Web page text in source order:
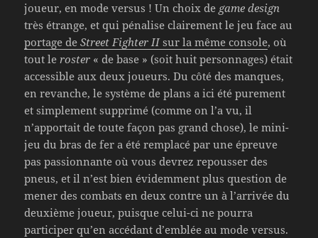
joueur, en mode versus ! Un choix de game design
très étrange, et qui pénalise clairement le jeu face au
portage deStreet Fighter IIsur la même console, où
tout leroster « de base » (soit huit personnages) était
accessible aux deux joueurs. Du côté des manques,
en revanche, le système de plans a ici été purement
et simplement supprimé (comme on l’a vu, il
n’apportait de toute façon pas grand chose), le mini-
jeu du bras de fer a été remplacé par une épreuve
pas passionnante où vous devrez repousser des
pneus, et il n’est bien évidemment plus question de
mener des combats en deux contre un à l’arrivée du
deuxième joueur, puisque celui-ci ne pourra
participer qu’en accédant d’emblée au mode versus.